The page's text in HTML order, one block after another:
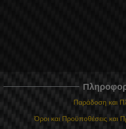
Παράδοση και
Όροι και Προϋποθέσεις και